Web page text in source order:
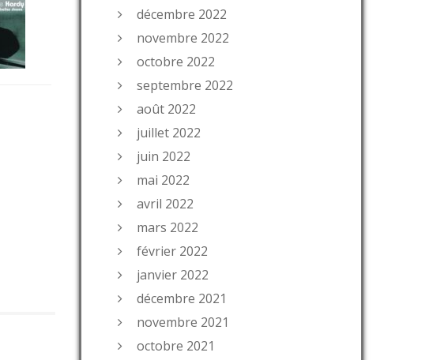
décembre 2022
novembre 2022
octobre 2022
septembre 2022
août 2022
juillet 2022
juin 2022
mai 2022
avril 2022
mars 2022
février 2022
janvier 2022
décembre 2021
novembre 2021
octobre 2021